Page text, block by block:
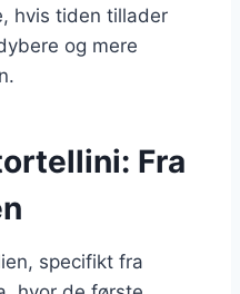
hvis tiden tillader
og mere
Fra
specifikt fra